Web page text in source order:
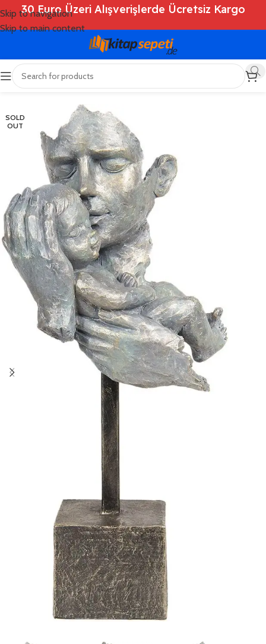
Skip to navigation
Skip to main content
30 Euro Üzeri Alışverişlerde Ücretsiz Kargo
Ana Sayfa Shop
SOLD
OUT